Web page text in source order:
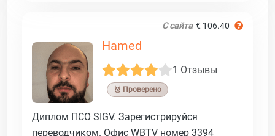
С сайта € 106.40
Hamed
1 Отзывы
🥉 Проверено
Диплом ПСО SIGV. Зарегистрируйся
переводчиком. Офис WBTV номер 3394